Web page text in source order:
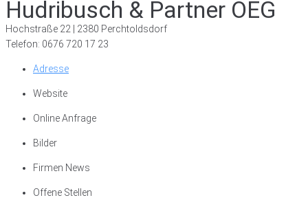
Hudribusch & Partner OEG
Hochstraße 22 | 2380 Perchtoldsdorf
Telefon: 0676 720 17 23
Adresse
Website
Online Anfrage
Bilder
Firmen News
Offene Stellen